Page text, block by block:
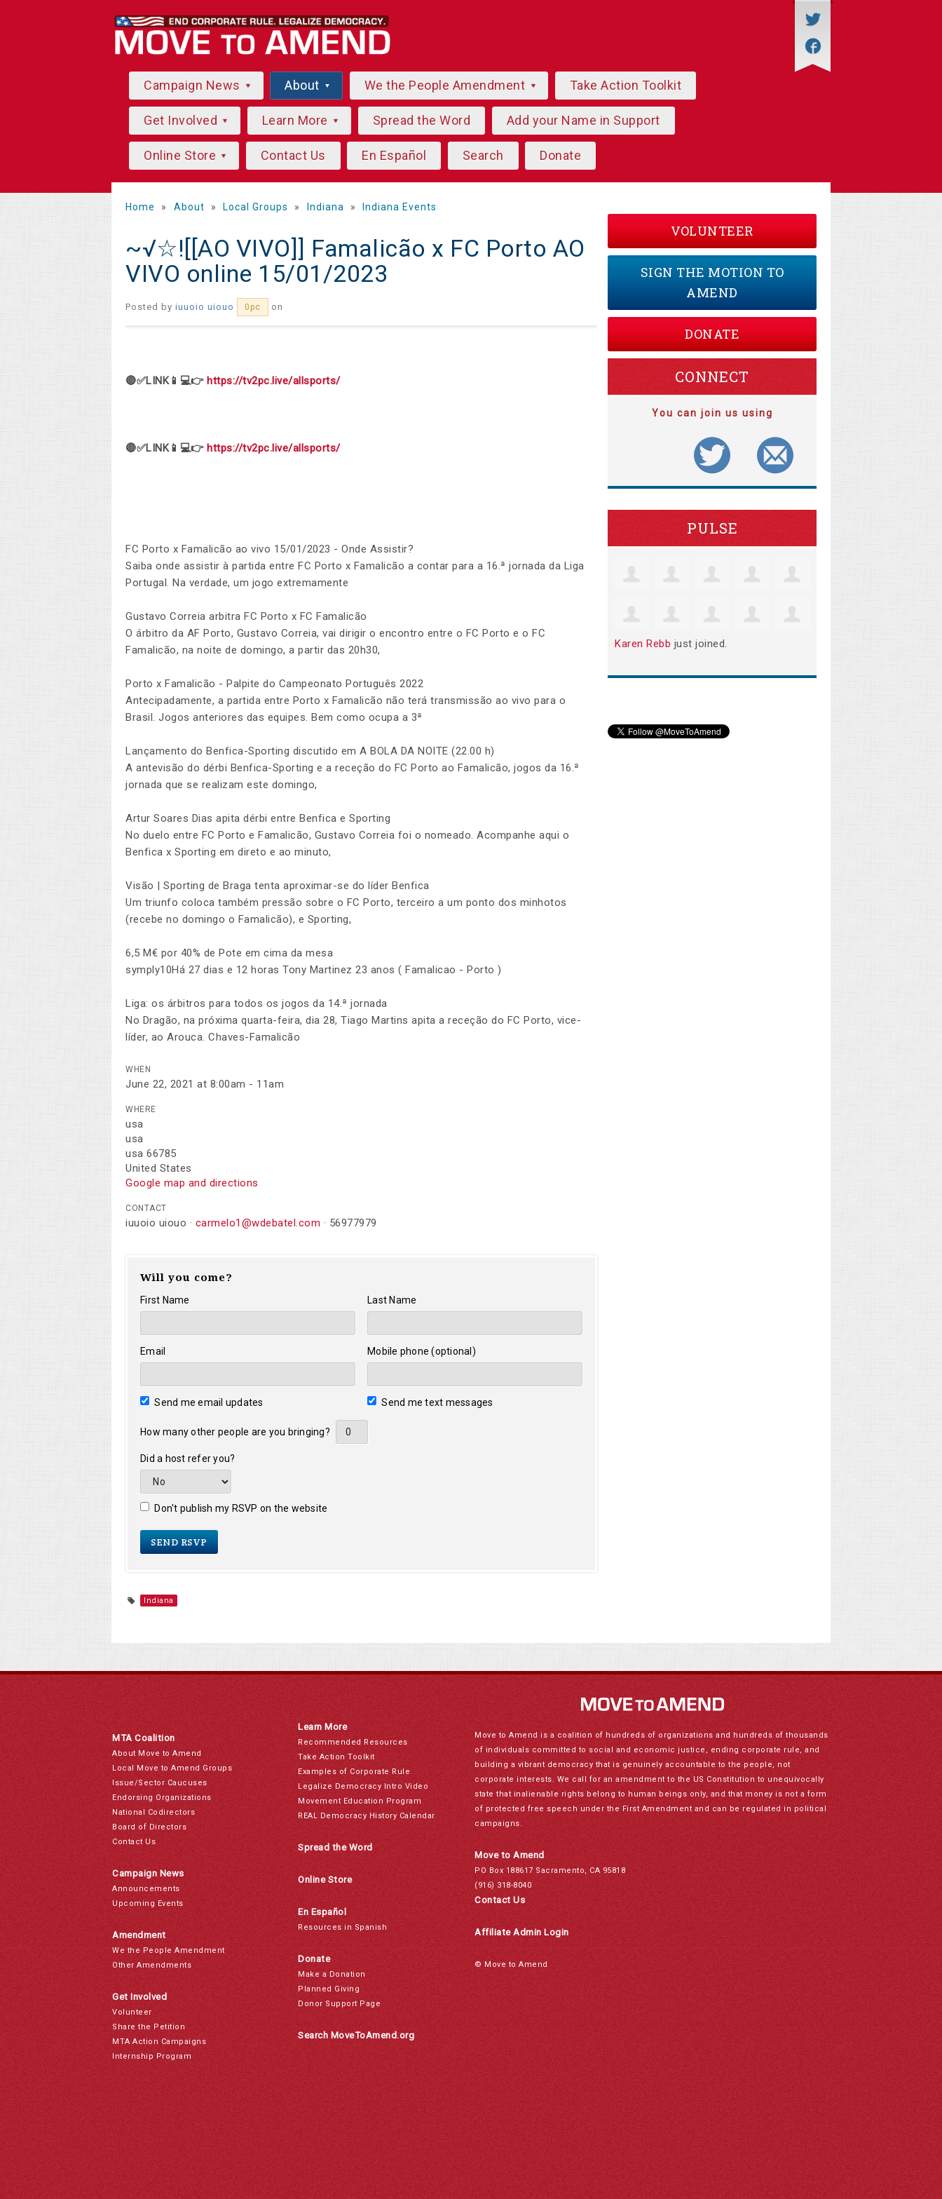
Campaign News About We the People Amendment Take Action Toolkit
Get Involved Learn More Spread the Word Add your Name in Support
Online Store Contact Us En Español Search Donate
Home » About » Local Groups » Indiana » Indiana Events
~√☆![[AO VIVO]] Famalicão x FC Porto AO
VIVO online 15/01/2023
Posted by iuuoio uiouo 0pc on
🔴✅LINK📱💻👉 https://tv2pc.live/allsports/
🔴✅LINK📱💻👉 https://tv2pc.live/allsports/
FC Porto x Famalicão ao vivo 15/01/2023 - Onde Assistir?
Saiba onde assistir à partida entre FC Porto x Famalicão a contar para a 16.ª jornada da Liga
Portugal. Na verdade, um jogo extremamente
Gustavo Correia arbitra FC Porto x FC Famalicão
O árbitro da AF Porto, Gustavo Correia, vai dirigir o encontro entre o FC Porto e o FC
Famalicão, na noite de domingo, a partir das 20h30,
Porto x Famalicão - Palpite do Campeonato Português 2022
Antecipadamente, a partida entre Porto x Famalicão não terá transmissão ao vivo para o
Brasil. Jogos anteriores das equipes. Bem como ocupa a 3ª
Lançamento do Benfica-Sporting discutido em A BOLA DA NOITE (22.00 h)
A antevisão do dérbi Benfica-Sporting e a receção do FC Porto ao Famalicão, jogos da 16.ª
jornada que se realizam este domingo,
Artur Soares Dias apita dérbi entre Benfica e Sporting
No duelo entre FC Porto e Famalicão, Gustavo Correia foi o nomeado. Acompanhe aqui o
Benfica x Sporting em direto e ao minuto,
Visão | Sporting de Braga tenta aproximar-se do líder Benfica
Um triunfo coloca também pressão sobre o FC Porto, terceiro a um ponto dos minhotos
(recebe no domingo o Famalicão), e Sporting,
6,5 M€ por 40% de Pote em cima da mesa
symply10Há 27 dias e 12 horas Tony Martinez 23 anos ( Famalicao - Porto )
Liga: os árbitros para todos os jogos da 14.ª jornada
No Dragão, na próxima quarta-feira, dia 28, Tiago Martins apita a receção do FC Porto, vice-
líder, ao Arouca. Chaves-Famalicão
WHEN
June 22, 2021 at 8:00am - 11am
WHERE
usa
usa
usa 66785
United States
Google map and directions
CONTACT
iuuoio uiouo · carmelo1@wdebatel.com · 56977979
Will you come?
First Name Last Name
Email Mobile phone (optional)
Send me email updates Send me text messages
How many other people are you bringing?
Did a host refer you?
Don't publish my RSVP on the website
Indiana
VOLUNTEER
SIGN THE MOTION TO
AMEND
DONATE
CONNECT
You can join us using
PULSE
Karen Rebb just joined.
MTA Coalition
About Move to Amend
Local Move to Amend Groups
Issue/Sector Caucuses
Endorsing Organizations
National Codirectors
Board of Directors
Contact Us
Campaign News
Announcements
Upcoming Events
Amendment
We the People Amendment
Other Amendments
Get Involved
Volunteer
Share the Petition
MTA Action Campaigns
Internship Program
Learn More
Recommended Resources
Take Action Toolkit
Examples of Corporate Rule
Legalize Democracy Intro Video
Movement Education Program
REAL Democracy History Calendar
Spread the Word
Online Store
En Español
Resources in Spanish
Donate
Make a Donation
Planned Giving
Donor Support Page
Search MoveToAmend.org
Move to Amend is a coalition of hundreds of organizations and hundreds of thousands
of individuals committed to social and economic justice, ending corporate rule, and
building a vibrant democracy that is genuinely accountable to the people, not
corporate interests. We call for an amendment to the US Constitution to unequivocally
state that inalienable rights belong to human beings only, and that money is not a form
of protected free speech under the First Amendment and can be regulated in political
campaigns.
Move to Amend
PO Box 188617 Sacramento, CA 95818
(916) 318-8040
Contact Us
Affiliate Admin Login
© Move to Amend